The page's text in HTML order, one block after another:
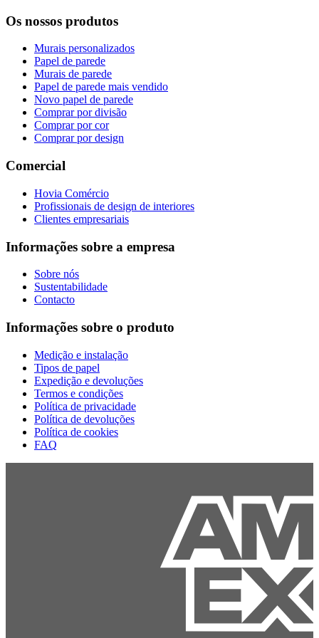
Os nossos produtos
Murais personalizados
Papel de parede
Murais de parede
Papel de parede mais vendido
Novo papel de parede
Comprar por divisão
Comprar por cor
Comprar por design
Comercial
Hovia Comércio
Profissionais de design de interiores
Clientes empresariais
Informações sobre a empresa
Sobre nós
Sustentabilidade
Contacto
Informações sobre o produto
Medição e instalação
Tipos de papel
Expedição e devoluções
Termos e condições
Política de privacidade
Política de devoluções
Política de cookies
FAQ